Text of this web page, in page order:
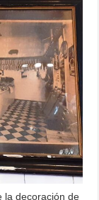
la decoración de